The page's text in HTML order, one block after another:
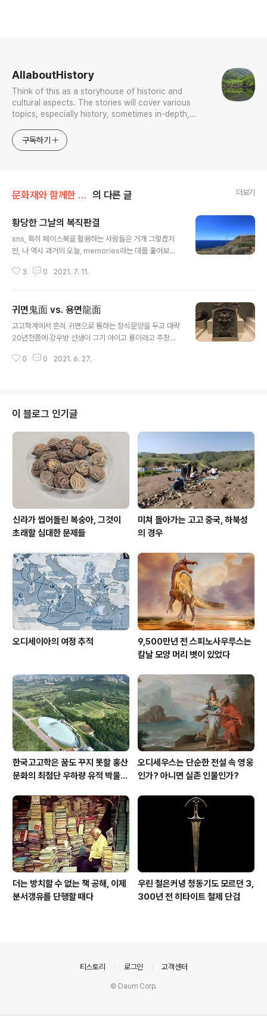
AllaboutHistory
Think of this as a storyhouse of historic and
cultural aspects. The stories will cover various
topics, especially history, sometimes in-depth,
approach will be to resist any common sense or
generalized viewpoint
구독하기
문화재와 함께한 나날들 의 다른 글 더보기
황당한 그날의 복직판결
sns, 특히 페이스북을 활용하는 사람들은 거개 그렇겠지
만, 나 역시 과거의 오늘, memories라는 데를 훑어보게
래와 같은 포스팅이 뜬다. 《복귀합니다》 좀전에 대법원 확
분들 힘입니다. 복귀시점은 지금 벌여놓은 일 정리가 끝나
는 다음달 말쯤이 될 것입니다. 추신) 저 새끼 복귀하면 안
된다 하신 분들께는 죄송합니다. 아득한 중생대 시절 같은
념이 머리끄덩이 붙잡고 쟁투한다. 이보다 다시 1년이 흐른
3 0 2021. 7. 11.
귀면鬼面 vs. 용면龍面
고고학계에서 흔히 귀면으로 통하는 장식문양을 두고 대략
20년전쯤에 강우방 선생이 그기 아이고 룡이라고 주장한
박물관장 재직 시절, 경주박물관이 개최한 학술대회장에서
도 이 문제가 논의된 듯하다. 공식자리인지 아니면 비공식
인지는 모르겠다. 이 논쟁과 관련해 최맹식 전 국립문화재
연구소장과 함께 한국기와 연구를 양분하다시피한 김성구
전 광주박물관장이 몇년전쯤인가 어떤 언론 보도를 보니,
저 문양이 鬼面임을 뒷받침하는 결정적인 근거를 찾았다
고 하면서, 그 근거로 《고려사절요》에 나오는 ..
0 0 2021. 6. 27.
이 블로그 인기글
신라가 씹어돌린 복숭아, 그것이
초래할 심대한 문제들
미쳐 돌아가는 고고 중국, 하북성
의 경우
오디세이아의 여정 추적
9,500만년 전 스피노사우루스는
칼날 모양 머리 볏이 있었다
한국고고학은 꿈도 꾸지 못할 홍산
문화의 최첨단 우하량 유적 박물관
오디세우스는 단순한 전설 속 영웅
인가? 아니면 실존 인물인가?
더는 방치할 수 없는 책 공해, 이제
분서갱유를 단행할 때다
우린 철은커녕 청동기도 모르던 3,
300년 전 히타이트 철제 단검
티스토리 로그인 고객센터
© Daum Corp.